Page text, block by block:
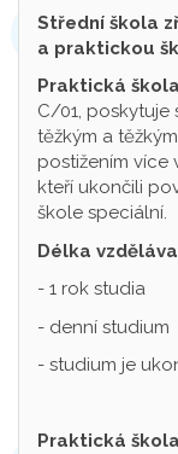
Střední škola
a praktickou
Praktická
C/01, poskytuje
těžkým a
postižením více
kteří ukončili
škole speciální.
Délka
- 1 rok studia
- denní studium
- studium je
Praktická